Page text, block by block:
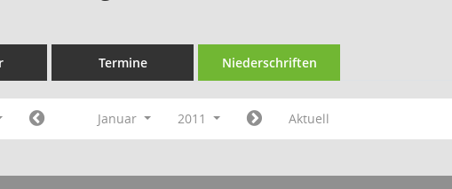
Termine Niederschriften
Januar 2011 Aktuell